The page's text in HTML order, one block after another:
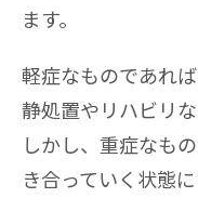
ます。
軽症なものであれ
静処置やリハビリ
しかし、重症なも
き合っていく状態